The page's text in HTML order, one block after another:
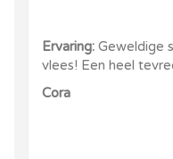
Ervaring: Geweldige
vlees! Een heel
Cora